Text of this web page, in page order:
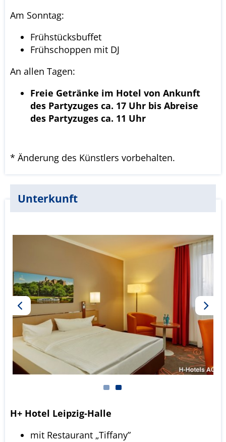
Am Sonntag:
Frühstücksbuffet
Frühschoppen mit DJ
An allen Tagen:
Freie Getränke im Hotel von Ankunft
des Partyzuges ca. 17 Uhr bis Abreise
des Partyzuges ca. 11 Uhr
* Änderung des Künstlers vorbehalten.
Unterkunft
H+ Hotel Leipzig-Halle
mit Restaurant „Tiffany”